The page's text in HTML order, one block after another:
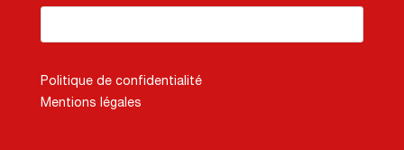
Politique de confidentialité
Mentions légales